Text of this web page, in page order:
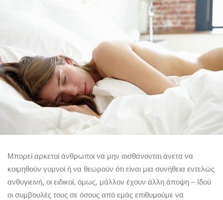
Μπορεί αρκετοί άνθρωποι να μην αισθάνονται άνετα να
κοιμηθούν γυμνοί ή να θεωρούν ότι είναι μια συνήθεια εντελώς
ανθυγιεινή, οι ειδικοί, όμως, μάλλον έχουν άλλη άποψη – Ιδού
οι συμβουλές τους σε όσους από εμάς επιθυμούμε να